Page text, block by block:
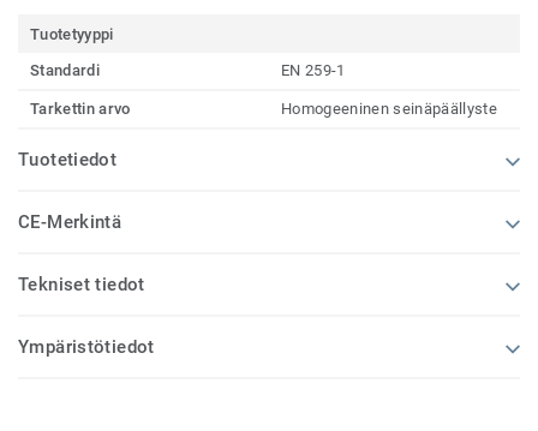
Tuotetyyppi
Standardi
EN 259-1
Tarkettin arvo Homogeeninen seinäpäällyste
Tuotetiedot
CE-Merkintä
Tekniset tiedot
Ympäristötiedot